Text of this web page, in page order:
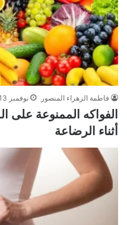
فاطمة الزهراء المنصور نوفمبر 13, 2023
الفواكه الممنوعة على
أثناء الرضاعة